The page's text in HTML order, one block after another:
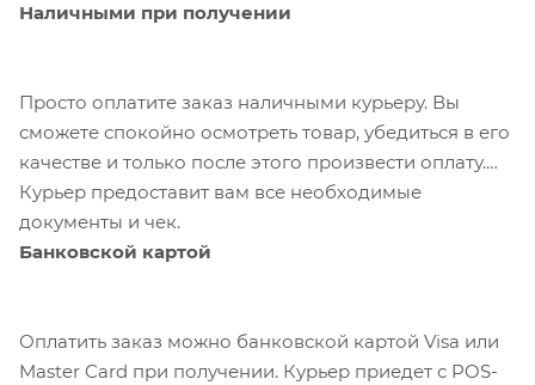
Наличными при получении
Просто оплатите заказ наличными курьеру. Вы
сможете спокойно осмотреть товар, убедиться в его
качестве и только после этого произвести оплату.
Курьер предоставит вам все необходимые
документы и чек.
Банковской картой
Оплатить заказ можно банковской картой Visa или
Master Card при получении. Курьер приедет с POS-